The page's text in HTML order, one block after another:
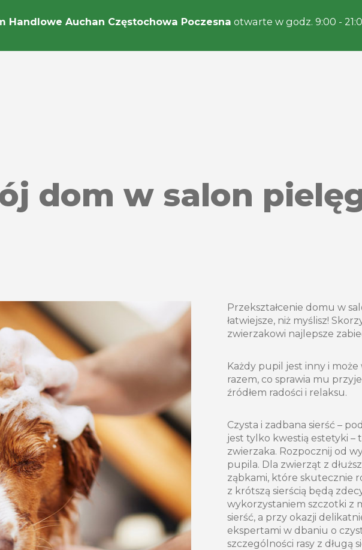
Handlowe Auchan Częstochowa Poczesna otwarte w godz. 9:00 -
dom w salon
Przekształcenie domu w
łatwiejsze, niż myślisz!
zwierzakowi najlepsze
Każdy pupil jest inny i
razem, co sprawia mu
źródłem radości i relaksu.
Czysta i zadbana sierść –
jest tylko kwestią estetyki –
zwierzaka. Rozpocznij od
pupila. Dla zwierząt z
ząbkami, które skutecznie
z krótszą sierścią będą
wykorzystaniem szczotki z
sierść, a przy okazji
ekspertami w dbaniu o
szczególności rasy z długą